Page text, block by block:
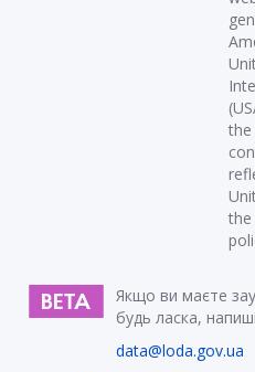
the
the
Якщо ви маєте
будь ласка,
data@loda.gov.ua